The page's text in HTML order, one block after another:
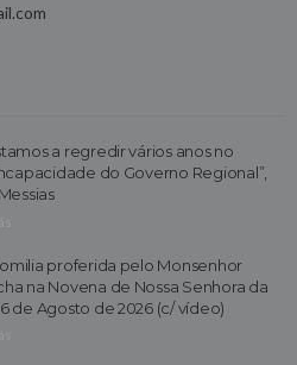
a regredir vários anos no
do Governo Regional”,
proferida pelo Monsenhor
na Novena de Nossa Senhora da
de Agosto de 2026 (c/ vídeo)